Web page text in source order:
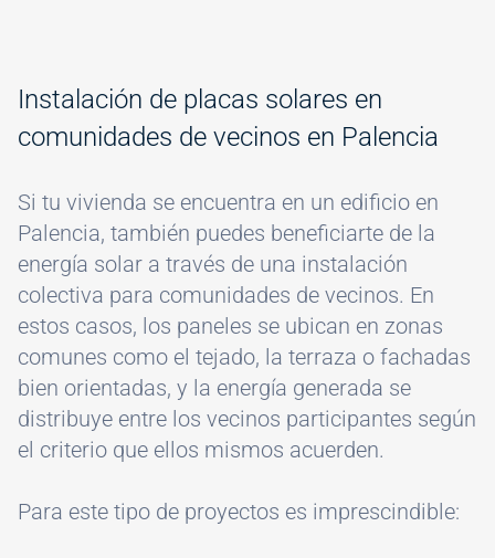
Instalación de placas solares en
comunidades de vecinos en Palencia
Si tu vivienda se encuentra en un edificio en
Palencia, también puedes beneficiarte de la
energía solar a través de una instalación
colectiva para comunidades de vecinos. En
estos casos, los paneles se ubican en zonas
comunes como el tejado, la terraza o fachadas
bien orientadas, y la energía generada se
distribuye entre los vecinos participantes según
el criterio que ellos mismos acuerden.
Para este tipo de proyectos es imprescindible: